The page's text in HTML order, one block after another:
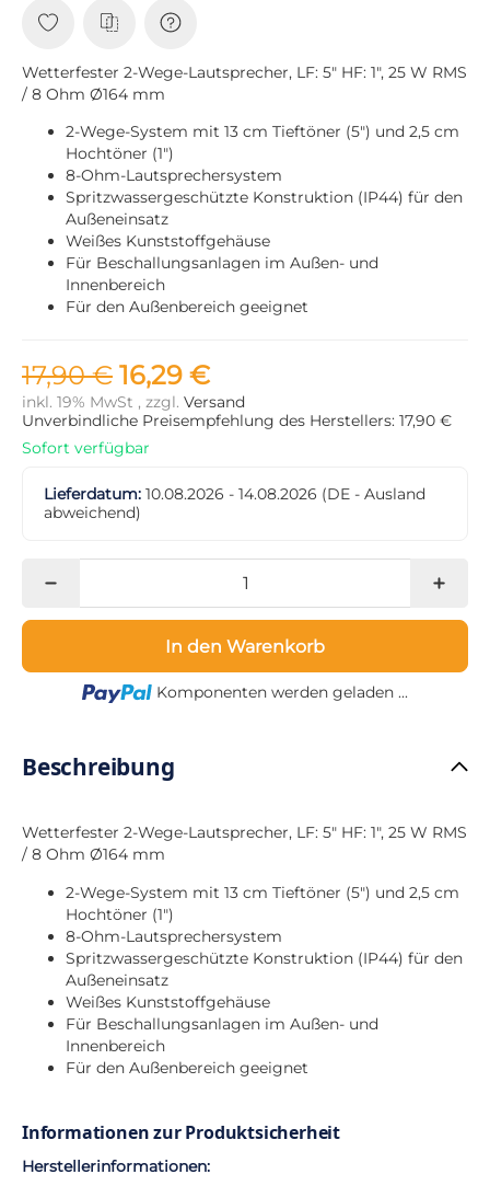
Wetterfester 2-Wege-Lautsprecher, LF: 5" HF: 1", 25 W RMS
/ 8 Ohm Ø164 mm
2-Wege-System mit 13 cm Tieftöner (5") und 2,5 cm
Hochtöner (1")
8-Ohm-Lautsprechersystem
Spritzwassergeschützte Konstruktion (IP44) für den
Außeneinsatz
Weißes Kunststoffgehäuse
Für Beschallungsanlagen im Außen- und
Innenbereich
Für den Außenbereich geeignet
17,90 € 16,29 €
inkl. 19% MwSt , zzgl. Versand
Unverbindliche Preisempfehlung des Herstellers: 17,90 €
Sofort verfügbar
Lieferdatum: 10.08.2026 - 14.08.2026 (DE - Ausland
abweichend)
In den Warenkorb
Loading...
Komponenten werden geladen ...
Beschreibung
Wetterfester 2-Wege-Lautsprecher, LF: 5" HF: 1", 25 W RMS
/ 8 Ohm Ø164 mm
2-Wege-System mit 13 cm Tieftöner (5") und 2,5 cm
Hochtöner (1")
8-Ohm-Lautsprechersystem
Spritzwassergeschützte Konstruktion (IP44) für den
Außeneinsatz
Weißes Kunststoffgehäuse
Für Beschallungsanlagen im Außen- und
Innenbereich
Für den Außenbereich geeignet
Informationen zur Produktsicherheit
Herstellerinformationen: